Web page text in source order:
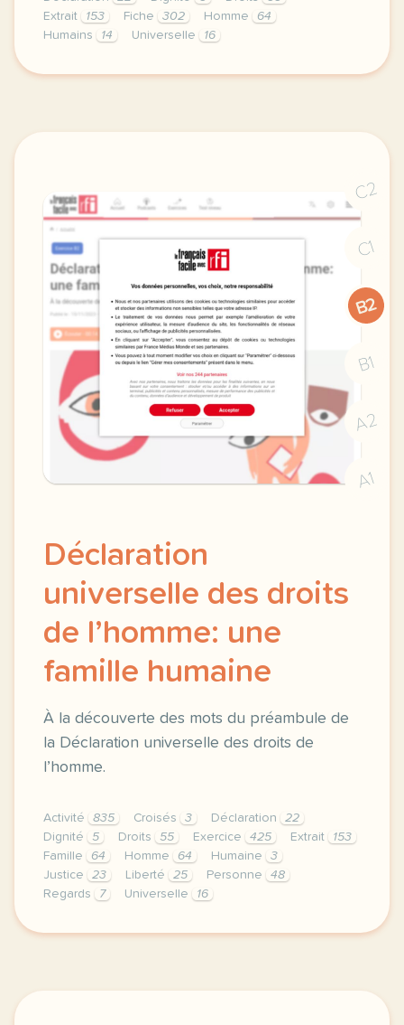
Extrait
153 Fiche 302 Homme
64
Humains
14 Universelle 16
fiche b2 lutter contre les traitements inhumains
C2
C1
B2
B1
A2
A1
Déclaration
universelle des droits
de l’homme: une
famille humaine
À la découverte des mots du préambule de
la Déclaration universelle des droits de
l’homme.
Activité 835 Croisés 3 Déclaration
22
Dignité
5 Droits 55 Exercice 425 Extrait
153
Famille
64 Homme 64 Humaine
3
Justice
23 Liberté 25 Personne
48
Regards
7 Universelle 16
exercice b2 declaration universelle des droits de